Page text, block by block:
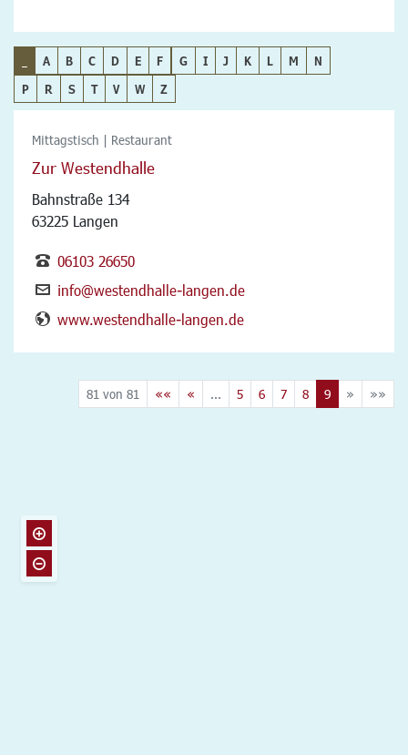
A B C D E F G I J K L M
N
P
R S T V W Z
Mittagstisch | Restaurant
Zur Westendhalle
Bahnstraße 134
63225 Langen
06103 26650
info@westendhalle-langen.de
www.westendhalle-langen.de
81 von 81 «« « ... 5 6 7 8 9 » »»